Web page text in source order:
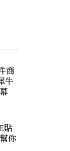
商
牛
貼
你